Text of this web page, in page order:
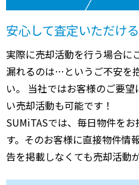
安心して査定いただけ
実際に売却活動を行う場合に
漏れるのは…というご不安を
い。 当社ではお客様のご要
い売却活動も可能です！
SUMiTASでは、毎日物件を
す。そのお客様に直接物件情
告を掲載しなくても売却活動